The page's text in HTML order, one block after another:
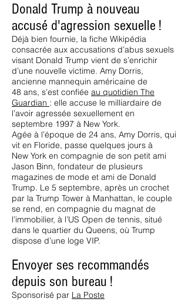
Donald Trump à nouveau
accusé d'agression sexuelle !
Déjà bien fournie, la fiche Wikipédia
consacrée aux accusations d’abus sexuels
visant Donald Trump vient de s’enrichir
d’une nouvelle victime. Amy Dorris,
ancienne mannequin américaine de
48 ans, s’est confiée au quotidien The
Guardian : elle accuse le milliardaire de
l’avoir agressée sexuellement en
septembre 1997 à New York.
Agée à l’époque de 24 ans, Amy Dorris, qui
vit en Floride, passe quelques jours à
New York en compagnie de son petit ami
Jason Binn, fondateur de plusieurs
magazines de mode et ami de Donald
Trump. Le 5 septembre, après un crochet
par la Trump Tower à Manhattan, le couple
se rend, en compagnie du magnat de
l’immobilier, à l’US Open de tennis, situé
dans le quartier du Queens, où Trump
dispose d’une loge VIP.
Envoyer ses recommandés
depuis son bureau !
Sponsorisé par La Poste